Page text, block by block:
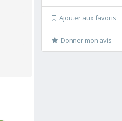
Ajouter aux favoris
Donner mon avis